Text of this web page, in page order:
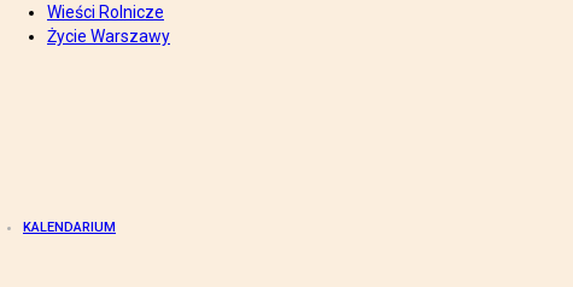
Wieści Rolnicze
Życie Warszawy
KALENDARIUM